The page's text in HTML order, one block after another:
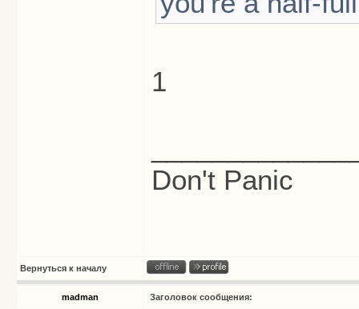
1
Don't Panic
Вернуться к началу
madman Заголовок сообщения: